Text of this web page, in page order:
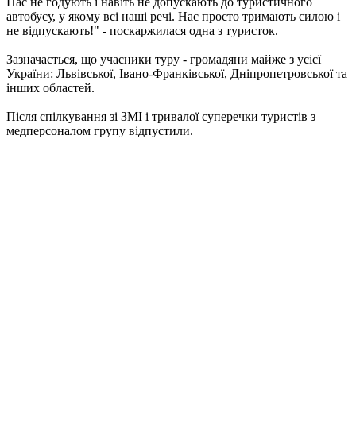
автобусу, у якому всі наші речі. Нас просто тримають силою і
не відпускають!" - поскаржилася одна з туристок.
Зазначається, що учасники туру - громадяни майже з усієї
України: Львівської, Івано-Франківської, Дніпропетровської та
інших областей.
Після спілкування зі ЗМІ і тривалої суперечки туристів з
медперсоналом групу відпустили.